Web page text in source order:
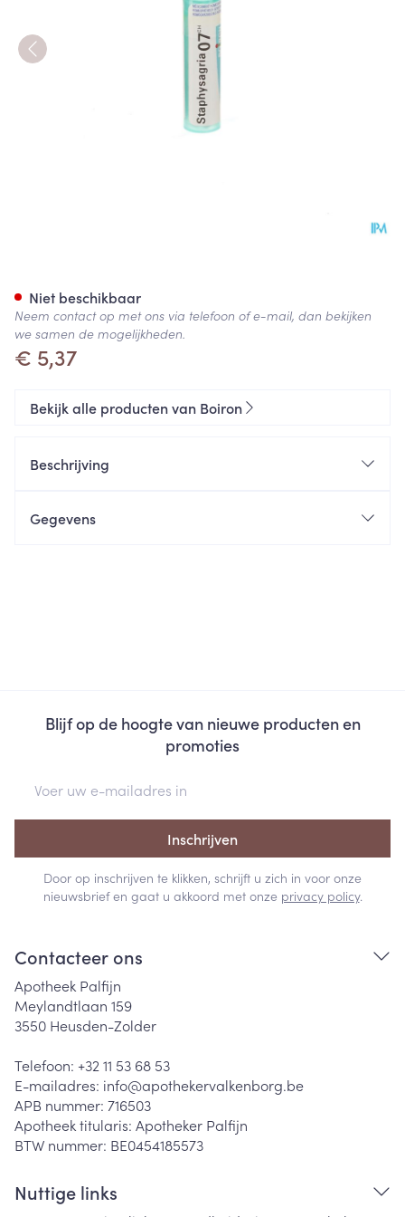
€ 5,37
Niet beschikbaar
Neem contact op met ons via telefoon of e-mail, dan bekijken
we samen de mogelijkheden.
Bekijk alle producten van Boiron
Beschrijving
Gegevens
Blijf op de hoogte van nieuwe producten en
promoties
Inschrijven
Door op inschrijven te klikken, schrijft u zich in voor onze
nieuwsbrief en gaat u akkoord met onze privacy policy.
Contacteer ons
Apotheek Palfijn
Meylandtlaan 159
3550 Heusden-Zolder
Telefoon: +32 11 53 68 53
E-mailadres: info@apothekervalkenborg.be
APB nummer: 716503
Apotheek titularis: Apotheker Palfijn
BTW nummer: BE0454185573
Nuttige links